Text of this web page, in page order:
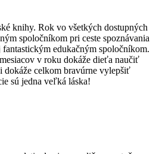
knihy. Rok vo všetkých dostupných
spoločníkom pri ceste spoznávania
edukačným spoločníkom.
v roku dokáže dieťa naučiť
dokáže celkom bravúrne vylepšiť
sú jedna veľká láska!